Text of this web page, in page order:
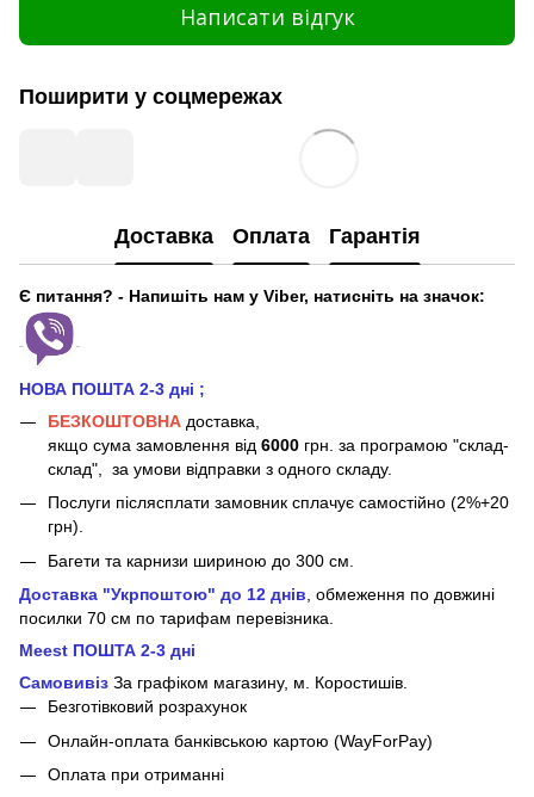
Написати відгук
Поширити у соцмережах
Доставка Оплата Гарантія
Є питання? - Напишіть нам у Viber, натисніть на значок:
НОВА ПОШТА 2-3 дні ;
БЕЗКОШТОВНА доставка,
якщо сума замовлення від 6000 грн. за програмою "склад-
склад", за умови відправки з одного складу.
Послуги післясплати замовник сплачує самостійно (2%+20
грн).
Багети та карнизи шириною до 300 см.
Доставка "Укрпоштою" до 12 днів , обмеження по довжині
посилки 70 см по тарифам перевізника.
Meest ПОШТА 2-3 дні
Самовивіз За графіком магазину, м.
Коростишів.
Безготівковий розрахунок
Онлайн-оплата банківською картою (WayForPay)
Оплата при отриманні